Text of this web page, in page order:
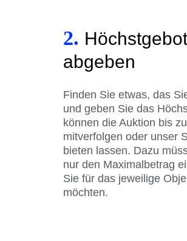
2. Höchstgebot
abgeben
Finden Sie etwas, das
und geben Sie das
können die Auktion bis
mitverfolgen oder unser
bieten lassen. Dazu
nur den Maximalbetrag
Sie für das jeweilige
möchten.